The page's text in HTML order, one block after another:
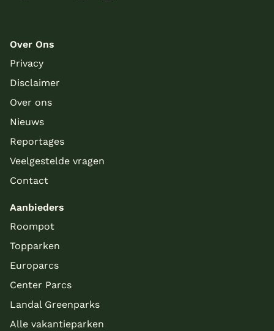
Over Ons
Privacy
Disclaimer
Over ons
Nieuws
Reportages
Veelgestelde vragen
Contact
Aanbieders
Roompot
Topparken
Europarcs
Center Parcs
Landal Greenparks
Alle vakantieparken